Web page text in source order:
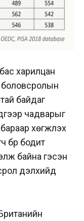
харилцан
боловсролын
байдаг
чадварыг
хөгжүүлэх
бүр бодит
байна гэсэн
дэлхийд